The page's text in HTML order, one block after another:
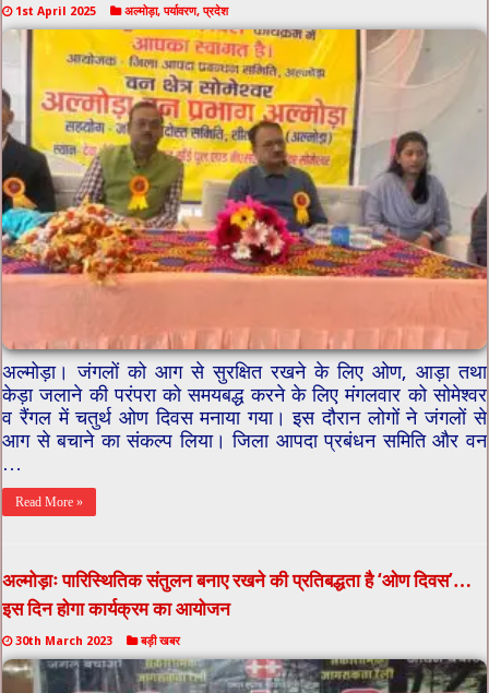
1st April 2025 अल्मोड़ा,पर्यावरण,प्रदेश
अल्मोड़ा। जंगलों को आग से सुरक्षित रखने के लिए ओण, आड़ा तथा
केड़ा जलाने की परंपरा को समयबद्ध करने के लिए मंगलवार को सोमेश्वर
व रैंगल में चतुर्थ ओण दिवस मनाया गया। इस दौरान लोगों ने जंगलों से
आग से बचाने का संकल्प लिया। जिला आपदा प्रबंधन समिति और वन
…
Read More »
अल्मोड़ाः पारिस्थितिक संतुलन बनाए रखने की प्रतिबद्धता है ‘ओण दिवस’…
इस दिन होगा कार्यक्रम का आयोजन
30th March 2023 बड़ी खबर